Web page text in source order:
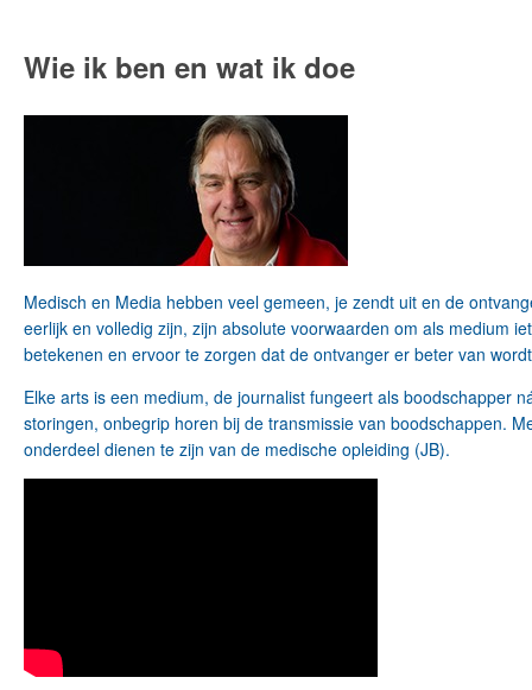
Wie ik ben en wat ik doe
Medisch en Media hebben veel gemeen, je zendt uit en de
eerlijk en volledig zijn, zijn absolute voorwaarden om als medium
betekenen en ervoor te zorgen dat de ontvanger er beter van
Elke arts is een medium, de journalist fungeert als boodschapper
storingen, onbegrip horen bij de transmissie van boodschappen.
onderdeel dienen te zijn van de medische opleiding (JB).